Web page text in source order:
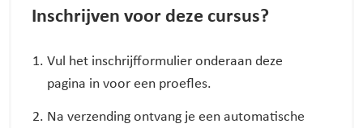
Inschrijven voor deze cursus?
Vul het inschrijfformulier onderaan deze
pagina in voor een proefles.
Na verzending ontvang je een automatische